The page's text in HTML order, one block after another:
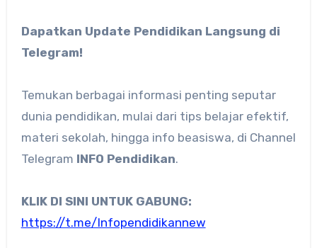
Dapatkan Update Pendidikan Langsung di
Telegram!
Temukan berbagai informasi penting seputar
dunia pendidikan, mulai dari tips belajar efektif,
materi sekolah, hingga info beasiswa, di Channel
Telegram INFO Pendidikan.
KLIK DI SINI UNTUK GABUNG:
https://t.me/Infopendidikannew